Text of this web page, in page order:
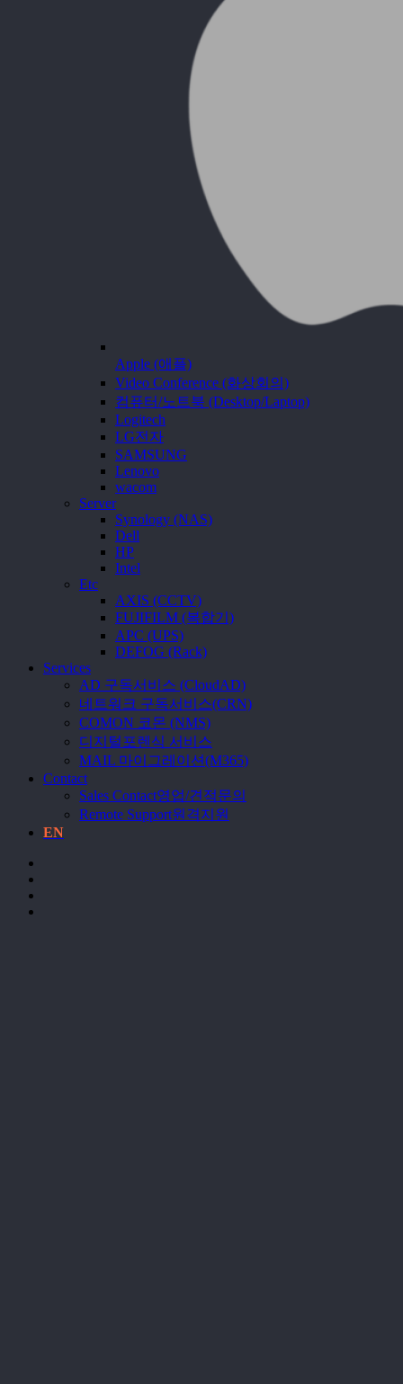
Apple (애플)
Video Conference (화상회의)
컴퓨터/노트북 (Desktop/Laptop)
Logitech
LG전자
SAMSUNG
Lenovo
wacom
Server
Synology (NAS)
Dell
HP
Intel
Etc
AXIS (CCTV)
FUJIFILM (복합기)
APC (UPS)
DEFOG (Rack)
Services
AD 구독서비스 (CloudAD)
네트워크 구독서비스(CRN)
COMON 코몬 (NMS)
디지털포렌식 서비스
MAIL 마이그레이션(M365)
Contact
Sales Contact영업/견적문의
Remote Support원격지원
EN